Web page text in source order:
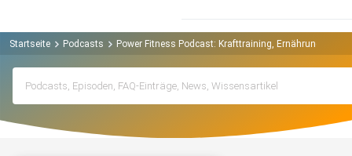
Startseite Podcasts Power Fitness Podcast: Krafttraining, Ernährung,